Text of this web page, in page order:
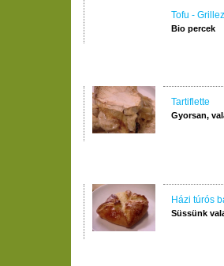
Tofu -
Bio percek
Tartiflette
Gyorsan,
Házi túrós
Süssünk